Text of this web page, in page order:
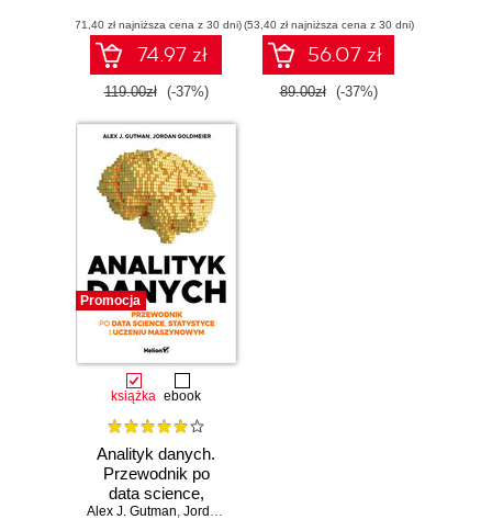
(71,40 zł najniższa cena z 30 dni)
74.97 zł
119.00zł (-37%)
III
(53,40 zł najniższa cena z 30 dni)
56.07 zł
89.00zł (-37%)
Promocja
książka ebook
Analityk danych.
Przewodnik po
data science,
statystyce i
Alex J. Gutman, Jordan Goldmeier